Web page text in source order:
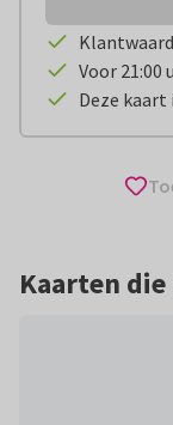
Voor 21:00
Deze
Kaarten